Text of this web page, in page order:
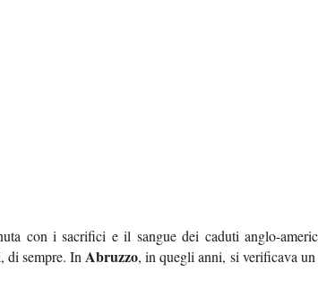
con i sacrifici e il sangue dei caduti anglo-
di sempre. In Abruzzo, in quegli anni, si verificava